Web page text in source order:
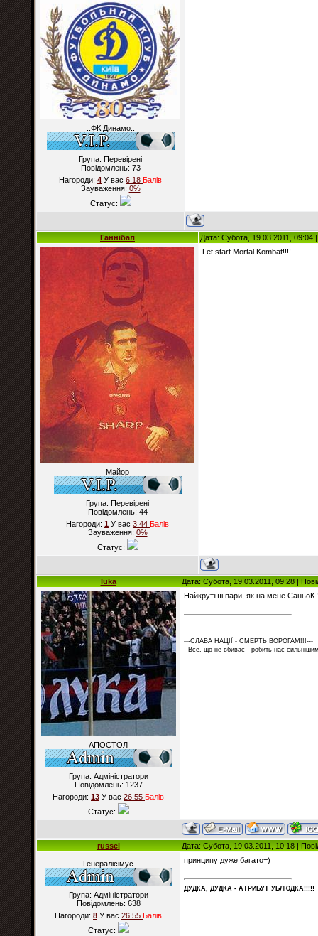
::ФК Динамо::
Група: Перевірені
Повідомлень: 73
Нагороди: 4 У вас 6.18 Балiв
Зауваження: 0%
Статус:
Ганнібал Дата: Субота, 19.03.2011, 09:04
Майор
Група: Перевірені
Повідомлень: 44
Нагороди: 1 У вас 3.44 Балiв
Зауваження: 0%
Статус:
Let start Mortal Kombat!!!!
luka Дата: Субота, 19.03.2011, 09:28 |
АПОСТОЛ
Група: Адміністратори
Повідомлень: 1237
Нагороди: 13 У вас 26.55 Балiв
Статус:
Найкрутіші пари, як на мене
---СЛАВА НАЦІЇ - СМЕРТЬ ВОРОГАМ!!!---
--Все, що не вбиває - робить нас
russel Дата: Субота, 19.03.2011, 10:18 |
Генералісімус
Група: Адміністратори
Повідомлень: 638
Нагороди: 8 У вас 26.55 Балiв
Статус:
принципу дуже багато=)
ДУДКА, ДУДКА - АТРИБУT УБЛЮДКА!!!!!